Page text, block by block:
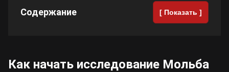
Содержание [ Показать ]
Как начать исследование Мольба